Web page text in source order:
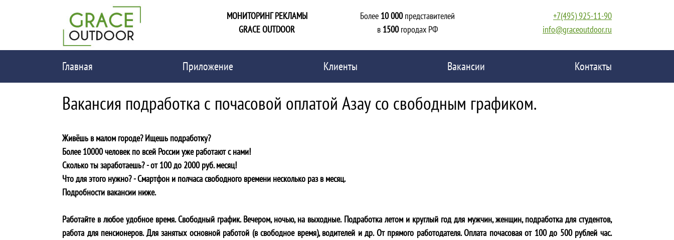
МОНИТОРИНГ РЕКЛАМЫ
GRACE OUTDOOR
Более 10 000представителей
в 1500городах РФ
+7(495) 925-11-90
info@graceoutdoor.ru
Главная Приложение Клиенты Вакансии Контакты
Вакансия подработка с почасовой оплатой Азау со свободным графиком.
Живёшь в малом городе? Ищешь подработку?
Более 10000 человек по всей России уже работают с нами!
Сколько ты заработаешь? - от 100 до 2000 руб. месяц!
Что для этого нужно? - Cмартфон и полчаса свободного времени несколько раз в месяц.
Подробности вакансии ниже.
Работайте в любое удобное время. Свободный график. Вечером, ночью, на выходные. Подработка летом и круглый год для мужчин, женщин, подработка для студентов,
работа для пенсионеров. Для занятых основной работой (в свободное время), водителей и др. От прямого работодателя. Оплата почасовая от 100 до 500 рублей час.